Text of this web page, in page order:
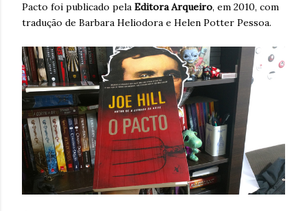
Pacto foi publicado pela Editora Arqueiro, em 2010, com
tradução de Barbara Heliodora e Helen Potter Pessoa.